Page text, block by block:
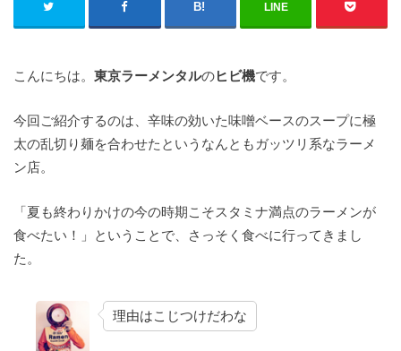
LINE
こんにちは。 東京ラーメンタルのヒビ機です。
今回ご紹介するのは、辛味の効いた味噌ベースのスープに極
太の乱切り麺を合わせたというなんともガッツリ系なラーメ
ン店。
「夏も終わりかけの今の時期こそスタミナ満点のラーメンが
食べたい！」ということで、さっそく食べに行ってきまし
た。
理由はこじつけだわな